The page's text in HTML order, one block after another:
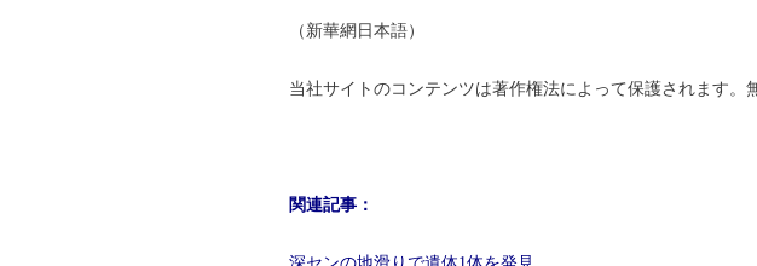
（新華網日本語）
当社サイトのコンテンツは著作権法によって保護されます
関連記事：